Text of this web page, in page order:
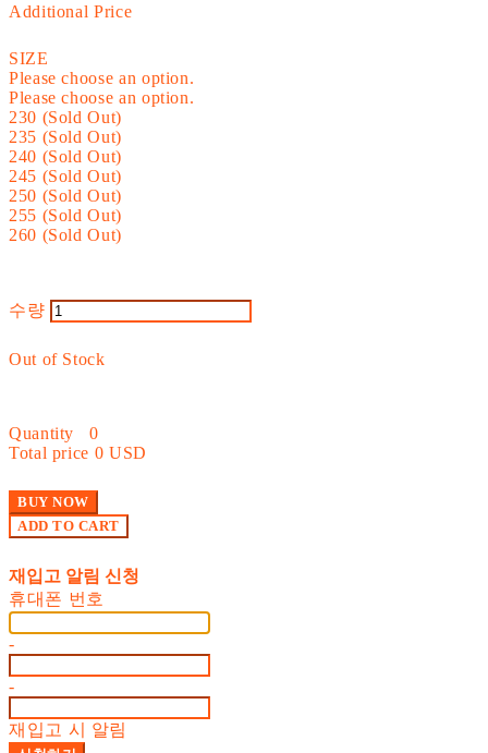
Additional Price
SIZE
Please choose an option.
Please choose an option.
230 (Sold Out)
235 (Sold Out)
240 (Sold Out)
245 (Sold Out)
250 (Sold Out)
255 (Sold Out)
260 (Sold Out)
수량
Out of Stock
Quantity
0
Total price 0 USD
BUY NOW
ADD TO CART
재입고 알림 신청
휴대폰 번호
-
-
재입고 시 알림